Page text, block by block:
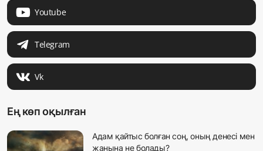
Youtube
Telegram
Vk
Ең көп оқылған
Адам қайтыс болған соң, оның денесі мен
жанына не болады?